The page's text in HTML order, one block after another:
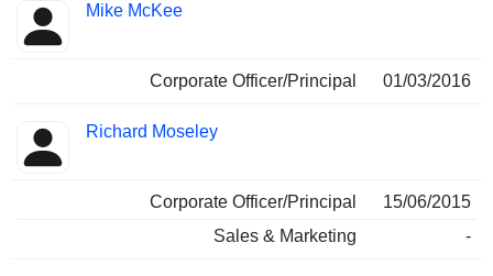
Mike McKee
Corporate Officer/Principal 01/03/2016
Richard Moseley
Corporate Officer/Principal
15/06/2015
Sales & Marketing
-